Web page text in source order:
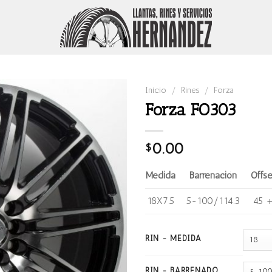
Inicio / Rines / Forza
Forza FO303
$0.00
Medida Barrenación
18X7.5 5-100/114.3 45
RIN - MEDIDA